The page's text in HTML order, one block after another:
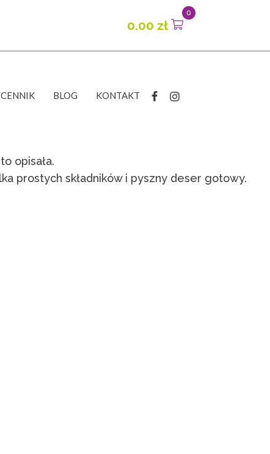
0.00 zł
0
CENNIK BLOG KONTAKT
opisała.
prostych składników i pyszny deser gotowy.